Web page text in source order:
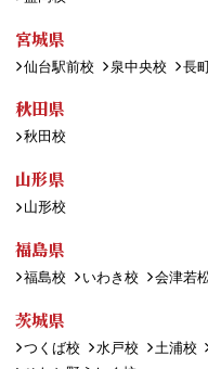
宮城県
仙台駅前校 泉中央校 長
秋田県
秋田校
山形県
山形校
福島県
福島校 いわき校 会津若
茨城県
つくば校 水戸校 土浦校